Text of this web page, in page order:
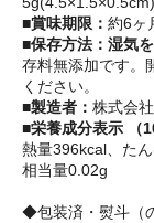
■賞味期限： 約6ヶ
■保存方法：湿気を
存料無添加です。
ください。
■製造者： 株式会
■栄養成分表示 （
熱量396kcal、た
相当量0.02g
◆包装済・熨斗（